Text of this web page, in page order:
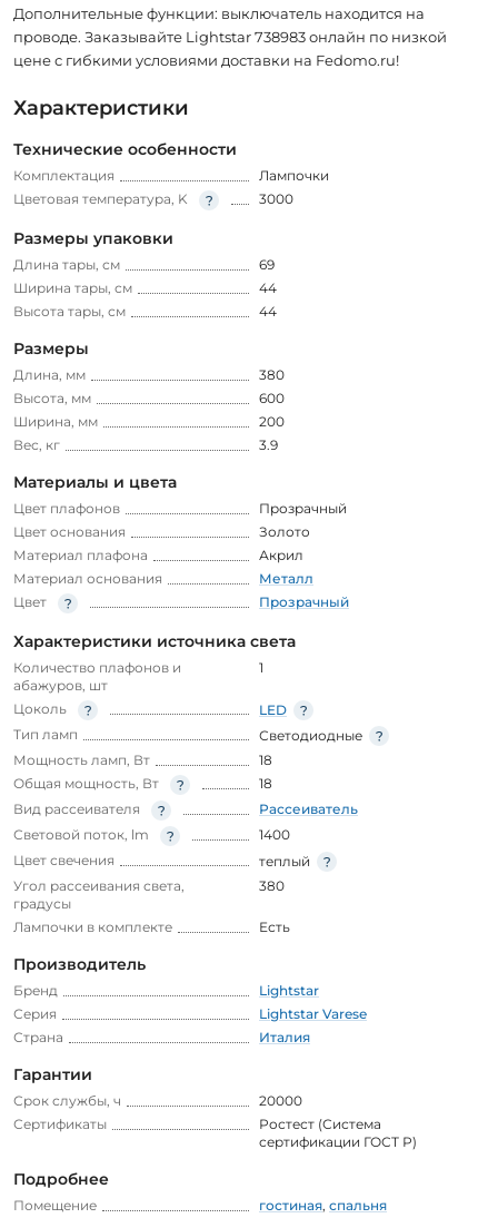
Дополнительные функции: выключатель находится на
проводе. Заказывайте Lightstar 738983 онлайн по низкой
цене с гибкими условиями доставки на Fedomo.ru!
Характеристики
Технические особенности
Комплектация
Лампочки
Цветовая температура, K
3000
Размеры упаковки
Длина тары, см
69
Ширина тары, см
44
Высота тары, см
44
Размеры
Длина, мм
380
Высота, мм
600
Ширина, мм
200
Вес, кг
3.9
Материалы и цвета
Цвет плафонов
Прозрачный
Цвет основания
Золото
Материал плафона
Акрил
Материал основания
Металл
Цвет
Прозрачный
Характеристики источника света
Количество плафонов и
абажуров, шт
1
Цоколь
LED
Тип ламп
Светодиодные
Мощность ламп, Вт
18
Общая мощность, Вт
18
Вид рассеивателя
Рассеиватель
Световой поток, lm
1400
Цвет свечения
теплый
Угол рассеивания света,
градусы
380
Лампочки в комплекте Есть
Производитель
Бренд
Lightstar
Серия
Lightstar Varese
Страна
Италия
Гарантии
Срок службы, ч
20000
Сертификаты
Ростест (Система
сертификации ГОСТ Р)
Подробнее
Помещение гостиная, спальня